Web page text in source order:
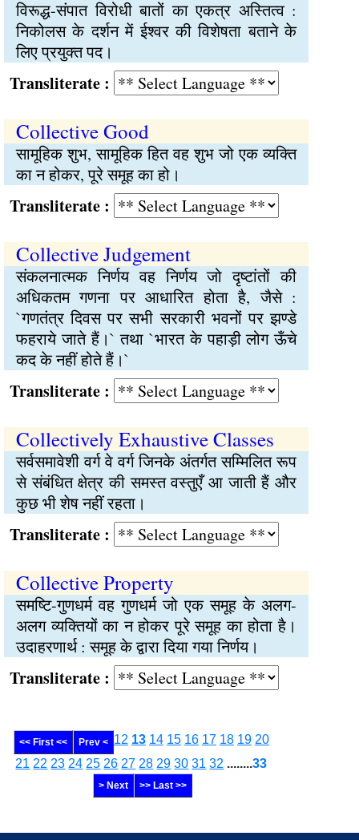
विरूद्ध-संपात विरोधी बातों का एकत्र अस्तित्व :
निकोलस के दर्शन में ईश्वर की विशेषता बताने के
लिए प्रयुक्त पद।
:
Collective Good
सामूहिक शुभ, सामूहिक हित वह शुभ जो एक व्यक्ति
का न होकर, पूरे समूह का हो।
:
Collective Judgement
संकलनात्मक निर्णय वह निर्णय जो दृष्टांतों की
अधिकतम गणना पर आधारित होता है, जैसे :
`गणतंत्र दिवस पर सभी सरकारी भवनों पर झण्डे
फहराये जाते हैं।` तथा `भारत के पहाड़ी लोग ऊँचे
कद के नहीं होते हैं।`
:
Collectively Exhaustive Classes
सर्वसमावेशी वर्ग वे वर्ग जिनके अंतर्गत सम्मिलित रूप
से संबंधित क्षेत्र की समस्त वस्तुएँ आ जाती हैं और
कुछ भी शेष नहीं रहता।
:
Collective Property
समष्टि-गुणधर्म वह गुणधर्म जो एक समूह के अलग-
अलग व्यक्तियों का न होकर पूरे समूह का होता है।
उदाहरणार्थ : समूह के द्वारा दिया गया निर्णय।
:
<< First << Prev < 12 13 14 15 16 17 18 19 20
21 22 23 24 25 26 27 28 29 30 31 32 ........33
> Next >> Last >>